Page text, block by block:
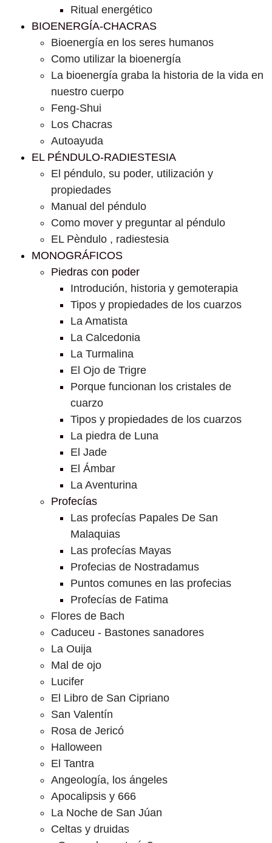
Ritual energético
BIOENERGÍA-CHACRAS
Bioenergía en los seres humanos
Como utilizar la bioenergía
La bioenergía graba la historia de la vida en
nuestro cuerpo
Feng-Shui
Los Chacras
Autoayuda
EL PÉNDULO-RADIESTESIA
El péndulo, su poder, utilización y
propiedades
Manual del péndulo
Como mover y preguntar al péndulo
EL Pèndulo , radiestesia
MONOGRÁFICOS
Piedras con poder
Introdución, historia y gemoterapia
Tipos y propiedades de los cuarzos
La Amatista
La Calcedonia
La Turmalina
El Ojo de Trigre
Porque funcionan los cristales de
cuarzo
Tipos y propiedades de los cuarzos
La piedra de Luna
El Jade
El Ámbar
La Aventurina
Profecías
Las profecías Papales De San
Malaquias
Las profecías Mayas
Profecias de Nostradamus
Puntos comunes en las profecias
Profecías de Fatima
Flores de Bach
Caduceu - Bastones sanadores
La Ouija
Mal de ojo
Lucifer
El Libro de San Cipriano
San Valentín
Rosa de Jericó
Halloween
El Tantra
Angeología, los ángeles
Apocalipsis y 666
La Noche de San Júan
Celtas y druidas